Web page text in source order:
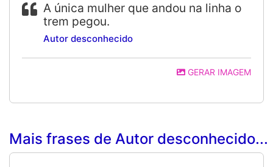
A única mulher que andou na linha o
trem pegou.
Autor desconhecido
GERAR IMAGEM
Mais frases de Autor desconhecido...